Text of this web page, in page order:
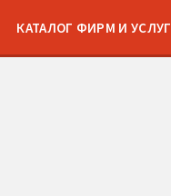
КАТАЛОГ ФИРМ И УСЛУГ